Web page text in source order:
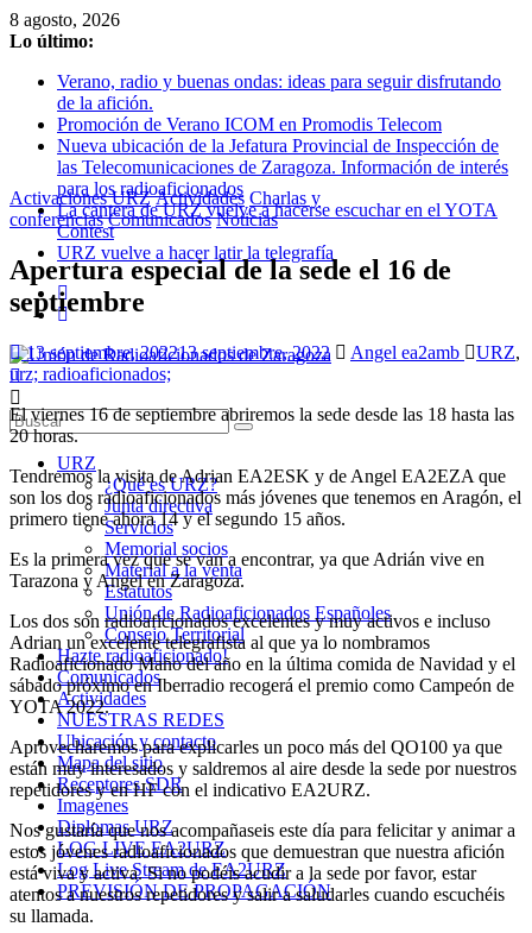
Saltar
al
8 agosto, 2026
Lo último:
Verano, radio y buenas ondas: ideas para seguir disfrutando
de la afición.
Promoción de Verano ICOM en Promodis Telecom
Nueva ubicación de la Jefatura Provincial de Inspección de
las Telecomunicaciones de Zaragoza. Información de interés
para los radioaficionados
La cantera de URZ vuelve a hacerse escuchar en el YOTA
Contest
URZ vuelve a hacer latir la telegrafía
Unión
de
Radioaficionados
de
Zaragoza
URZ
URZ
¿Qué es URZ?
Junta directiva
Servicios
Memorial socios
Material a la venta
Estatutos
Unión de Radioaficionados Españoles
Consejo Territorial
Hazte radioaficionado!
Comunicados
Actividades
NUESTRAS REDES
Ubicación y contacto
Mapa del sitio
Receptores SDR
Imagenes
Diplomas URZ
LOG LIVE EA2URZ
Log Live Stream de EA2URZ
PREVISIÓN DE PROPAGACIÓN
Activaciones URZ Actividades Charlas y
conferencias Comunicados Noticias
Apertura especial de la sede el 16 de
septiembre
13 septiembre, 202213 septiembre, 2022 Angel ea2amb URZ,
urz; radioaficionados;
El viernes 16 de septiembre abriremos la sede desde las 18 hasta las
20 horas.
Tendremos la visita de Adrian EA2ESK y de Angel EA2EZA que
son los dos radioaficionados más jóvenes que tenemos en Aragón, el
primero tiene ahora 14 y el segundo 15 años.
Es la primera vez que se van a encontrar, ya que Adrián vive en
Tarazona y Angel en Zaragoza.
Los dos son radioaficionados excelentes y muy activos e incluso
Adrian un excelente telegrafista al que ya lo nombramos
Radioaficionado Maño del año en la última comida de Navidad y el
sábado próximo en Iberradio recogerá el premio como Campeón de
YOTA 2022.
Aprovecharemos para explicarles un poco más del QO100 ya que
están muy interesados y saldremos al aire desde la sede por nuestros
repetidores y en HF con el indicativo EA2URZ.
Nos gustaría que nos acompañaseis este día para felicitar y animar a
estos jóvenes radioaficionados que demuestran que nuestra afición
está viva y activa. Si no podéis acudir a la sede por favor, estar
atentos a nuestros repetidores y salir a saludarles cuando escuchéis
su llamada.